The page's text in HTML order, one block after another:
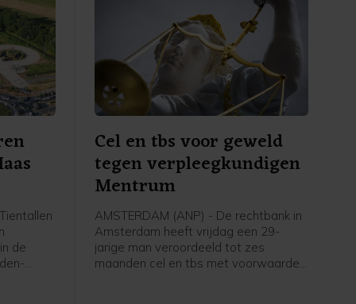
de
Cel en tbs voor geweld
tegen verpleegkundigen
Mentrum
AMSTERDAM (ANP) - De rechtbank in
Amsterdam heeft vrijdag een 29-
jarige man veroordeeld tot zes
maanden cel en tbs met voorwaarden